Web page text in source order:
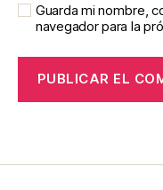
Guarda mi nombre,
navegador para la